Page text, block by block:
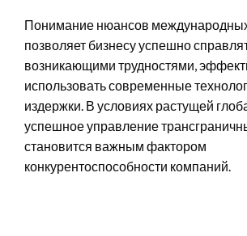
Понимание нюансов
позволяет бизнесу успешно
возникающими трудностями,
использовать современные
издержки. В условиях растущей
успешное управление
становится важным фактором
конкурентоспособности компаний.